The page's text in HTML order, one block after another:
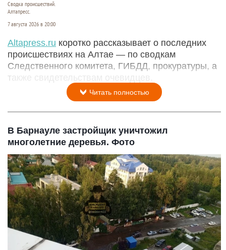
Сводка происшествий.
Алтапресс.
7 августа 2026 в 20:00
Аltapress.ru коротко рассказывает о последних
происшествиях на Алтае — по сводкам
Следственного комитета, ГИБДД, прокуратуры, а
также свидетельствам очевидцев.
Читать полностью
В Барнауле застройщик уничтожил
многолетние деревья. Фото